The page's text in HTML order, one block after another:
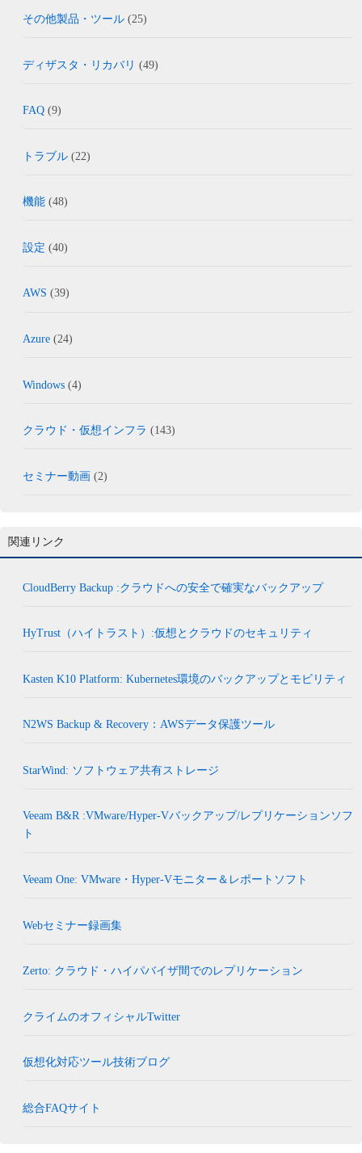
その他製品・ツール (25)
ディザスタ・リカバリ (49)
FAQ (9)
トラブル (22)
機能 (48)
設定 (40)
AWS (39)
Azure (24)
Windows (4)
クラウド・仮想インフラ (143)
セミナー動画 (2)
関連リンク
CloudBerry Backup :クラウドへの安全で確実なバックアップ
HyTrust（ハイトラスト）:仮想とクラウドのセキュリティ
Kasten K10 Platform: Kubernetes環境のバックアップとモビリティ
N2WS Backup & Recovery：AWSデータ保護ツール
StarWind: ソフトウェア共有ストレージ
Veeam B&R :VMware/Hyper-Vバックアップ/レプリケーションソフ
ト
Veeam One: VMware・Hyper-Vモニター＆レポートソフト
Webセミナー録画集
Zerto: クラウド・ハイパバイザ間でのレプリケーション
クライムのオフィシャルTwitter
仮想化対応ツール技術ブログ
総合FAQサイト